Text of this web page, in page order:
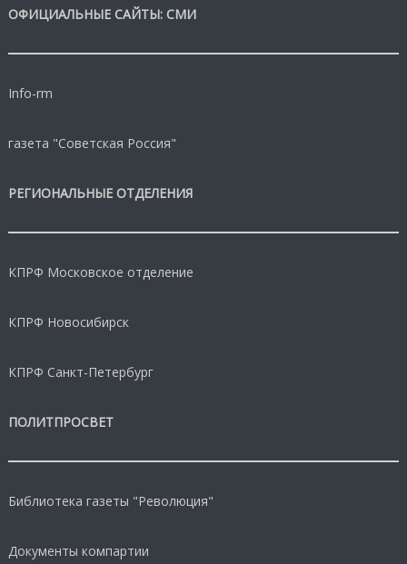
ОФИЦИАЛЬНЫЕ САЙТЫ: СМИ
Info-rm
газета "Советская Россия"
РЕГИОНАЛЬНЫЕ ОТДЕЛЕНИЯ
КПРФ Московское отделение
КПРФ Новосибирск
КПРФ Санкт-Петербург
ПОЛИТПРОСВЕТ
Библиотека газеты "Революция"
Документы компартии